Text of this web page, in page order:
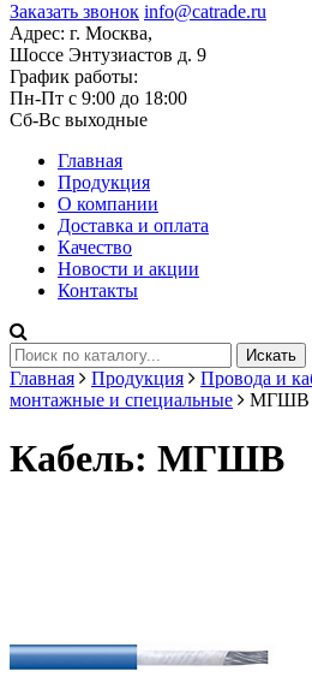
Заказать звонок info@catrade.ru
Адрес: г. Москва,
Шоссе Энтузиастов д. 9
График работы:
Пн-Пт с 9:00 до 18:00
Сб-Вс выходные
Главная
Продукция
О компании
Доставка и оплата
Качество
Новости и акции
Контакты
Искать
Главная Продукция
Провода и
монтажные и специальные
МГШВ
Кабель: МГШВ